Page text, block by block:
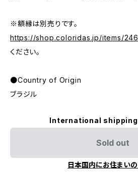
※額縁は別売りです。
https://shop.coloridas.jp/items/
ください。
●Country of Origin
ブラジル
International
Sold out
日本国内にお住まい